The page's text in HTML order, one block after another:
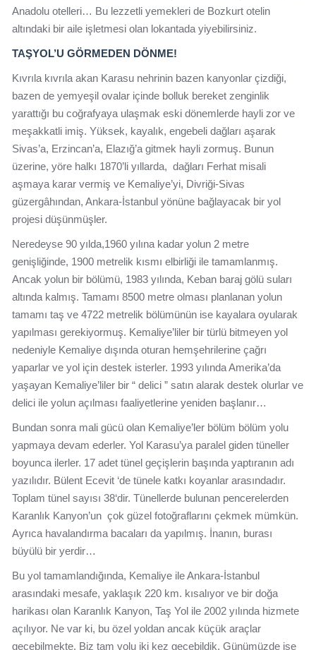
Anadolu otelleri… Bu lezzetli yemekleri de Bozkurt otelin
altındaki bir aile işletmesi olan lokantada yiyebilirsiniz.
TAŞYOL’U GÖRMEDEN DÖNME!
Kıvrıla kıvrıla akan Karasu nehrinin bazen kanyonlar çizdiği,
bazen de yemyeşil ovalar içinde bolluk bereket zenginlik
yarattığı bu coğrafyaya ulaşmak eski dönemlerde hayli zor ve
meşakkatli imiş. Yüksek, kayalık, engebeli dağları aşarak
Sivas’a, Erzincan’a, Elazığ’a gitmek hayli zormuş. Bunun
üzerine, yöre halkı 1870’li yıllarda, dağları Ferhat misali
aşmaya karar vermiş ve Kemaliye’yi, Divriği-Sivas
güzergâhından, Ankara-İstanbul yönüne bağlayacak bir yol
projesi düşünmüşler.
Neredeyse 90 yılda,1960 yılına kadar yolun 2 metre
genişliğinde, 1900 metrelik kısmı elbirliği ile tamamlanmış.
Ancak yolun bir bölümü, 1983 yılında, Keban baraj gölü suları
altında kalmış. Tamamı 8500 metre olması planlanan yolun
tamamı taş ve 4722 metrelik bölümünün ise kayalara oyularak
yapılması gerekiyormuş. Kemaliye’liler bir türlü bitmeyen yol
nedeniyle Kemaliye dışında oturan hemşehrilerine çağrı
yaparlar ve yol için destek isterler. 1993 yılında Amerika’da
yaşayan Kemaliye’liler bir “ delici ” satın alarak destek olurlar ve
delici ile yolun açılması faaliyetlerine yeniden başlanır…
Bundan sonra mali gücü olan Kemaliye’ler bölüm bölüm yolu
yapmaya devam ederler. Yol Karasu’ya paralel giden tüneller
boyunca ilerler. 17 adet tünel geçişlerin başında yaptıranın adı
yazılıdır. Bülent Ecevit ‘de tünele katkı koyanlar arasındadır.
Toplam tünel sayısı 38‘dir. Tünellerde bulunan pencerelerden
Karanlık Kanyon’un çok güzel fotoğraflarını çekmek mümkün.
Ayrıca havalandırma bacaları da yapılmış. İnanın, burası
büyülü bir yerdir…
Bu yol tamamlandığında, Kemaliye ile Ankara-İstanbul
arasındaki mesafe, yaklaşık 220 km. kısalıyor ve bir doğa
harikası olan Karanlık Kanyon, Taş Yol ile 2002 yılında hizmete
açılıyor. Ne var ki, bu özel yoldan ancak küçük araçlar
geçebilmekte. Biz tam yolu iki kez geçebildik. Günümüzde ise